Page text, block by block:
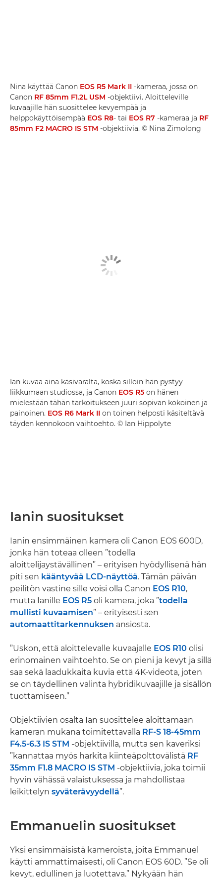
Nina käyttää Canon EOS R5 Mark II -kameraa, jossa on
Canon RF 85mm F1.2L USM -objektiivi. Aloitteleville
kuvaajille hän suosittelee kevyempää ja
helppokäyttöisempää EOS R8- tai EOS R7 -kameraa ja RF
85mm F2 MACRO IS STM -objektiivia. © Nina Zimolong
Ian kuvaa aina käsivaralta, koska silloin hän pystyy
liikkumaan studiossa, ja Canon EOS R5 on hänen
mielestään tähän tarkoitukseen juuri sopivan kokoinen ja
painoinen. EOS R6 Mark II on toinen helposti käsiteltävä
täyden kennokoon vaihtoehto. © Ian Hippolyte
Ianin suositukset
Ianin ensimmäinen kamera oli Canon EOS 600D,
jonka hän toteaa olleen ”todella
aloittelijaystävällinen” – erityisen hyödyllisenä hän
piti sen kääntyvää LCD-näyttöä. Tämän päivän
peilitön vastine sille voisi olla Canon EOS R10,
mutta Ianille EOS R5 oli kamera, joka ”todella
mullisti kuvaamisen” – erityisesti sen
automaattitarkennuksen ansiosta.
”Uskon, että aloittelevalle kuvaajalle EOS R10 olisi
erinomainen vaihtoehto. Se on pieni ja kevyt ja sillä
saa sekä laadukkaita kuvia että 4K-videota, joten
se on täydellinen valinta hybridikuvaajille ja sisällön
tuottamiseen.”
Objektiivien osalta Ian suosittelee aloittamaan
kameran mukana toimitettavalla RF-S 18-45mm
F4.5-6.3 IS STM -objektiivilla, mutta sen kaveriksi
”kannattaa myös harkita kiinteäpolttovälistä RF
35mm F1.8 MACRO IS STM -objektiivia, joka toimii
hyvin vähässä valaistuksessa ja mahdollistaa
leikittelyn syväterävyydellä”.
Emmanuelin suositukset
Yksi ensimmäisistä kameroista, joita Emmanuel
käytti ammattimaisesti, oli Canon EOS 60D. ”Se oli
kevyt, edullinen ja luotettava.” Nykyään hän